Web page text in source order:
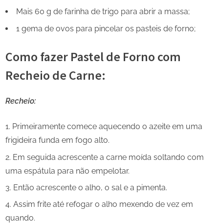
Mais 60 g de farinha de trigo para abrir a massa;
1 gema de ovos para pincelar os pasteis de forno;
Como fazer Pastel de Forno com
Recheio de Carne:
Recheio:
Primeiramente comece aquecendo o azeite em uma
frigideira funda em fogo alto.
Em seguida acrescente a carne moída soltando com
uma espátula para não empelotar.
Então acrescente o alho, o sal e a pimenta.
Assim frite até refogar o alho mexendo de vez em
quando.